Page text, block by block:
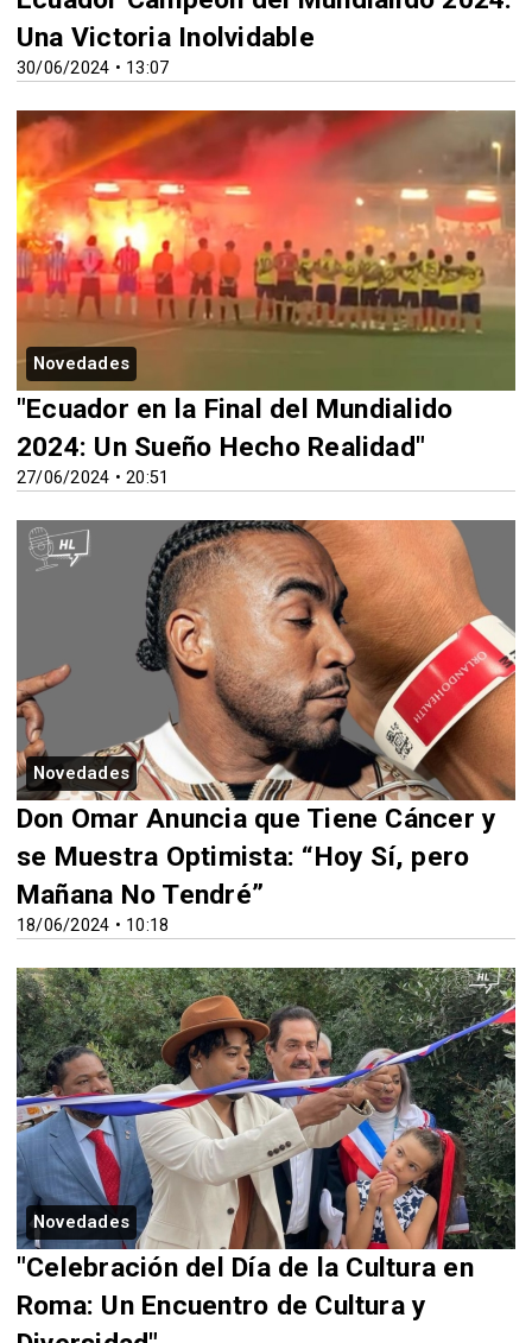
30/06/2024 • 13:07
Una Victoria Inolvidable
Novedades
27/06/2024 • 20:51
"Ecuador en la Final del Mundialido
2024: Un Sueño Hecho Realidad"
Novedades
18/06/2024 • 10:18
Don Omar Anuncia que Tiene Cáncer y
se Muestra Optimista: “Hoy Sí, pero
Mañana No Tendré”
Novedades
"Celebración del Día de la Cultura en
Roma: Un Encuentro de Cultura y